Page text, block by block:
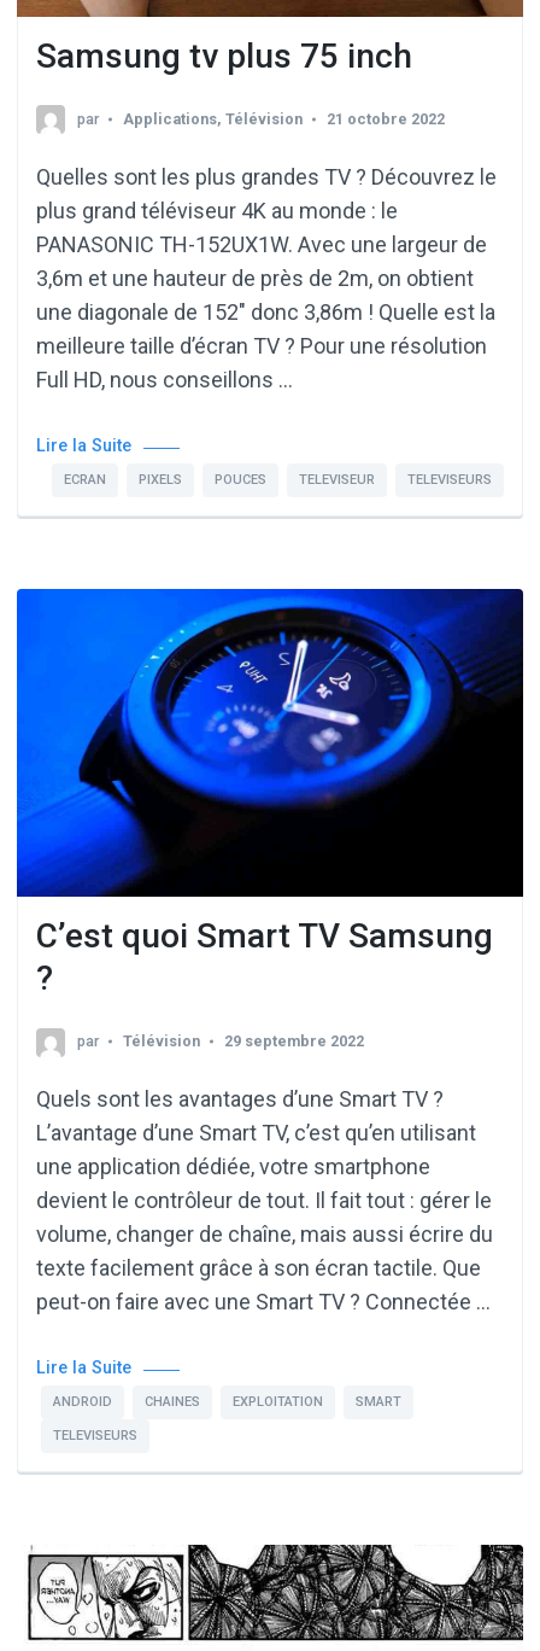
Samsung tv plus 75 inch
par Applications, Télévision 21 octobre 2022
Quelles sont les plus grandes TV ? Découvrez le
plus grand téléviseur 4K au monde : le
PANASONIC TH-152UX1W. Avec une largeur de
3,6m et une hauteur de près de 2m, on obtient
une diagonale de 152" donc 3,86m ! Quelle est la
meilleure taille d’écran TV ? Pour une résolution
Full HD, nous conseillons …
Lire la Suite
ECRAN PIXELS POUCES TELEVISEUR TELEVISEURS
C’est quoi Smart TV Samsung
?
par Télévision 29 septembre 2022
Quels sont les avantages d’une Smart TV ?
L’avantage d’une Smart TV, c’est qu’en utilisant
une application dédiée, votre smartphone
devient le contrôleur de tout. Il fait tout : gérer le
volume, changer de chaîne, mais aussi écrire du
texte facilement grâce à son écran tactile. Que
peut-on faire avec une Smart TV ? Connectée …
Lire la Suite
ANDROID CHAINES EXPLOITATION SMART
TELEVISEURS